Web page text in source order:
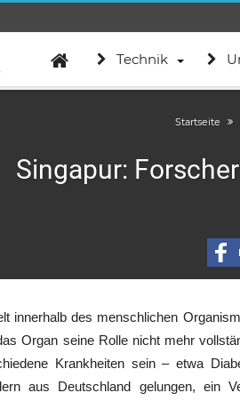
Technik
Startseite
Singapur:
innerhalb des menschlichen
Organ seine Rolle nicht mehr
Krankheiten sein – etwa
aus Deutschland gelungen, ein